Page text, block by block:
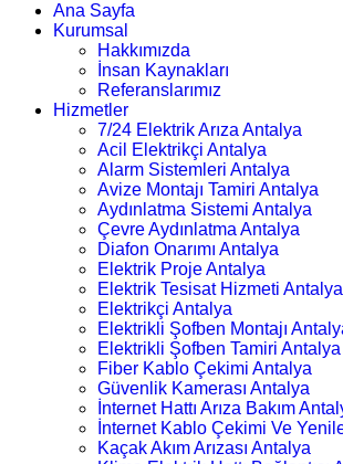
Ana Sayfa
Kurumsal
Hakkımızda
İnsan Kaynakları
Referanslarımız
Hizmetler
7/24 Elektrik Arıza Antalya
Acil Elektrikçi Antalya
Alarm Sistemleri Antalya
Avize Montajı Tamiri Antalya
Aydınlatma Sistemi Antalya
Çevre Aydınlatma Antalya
Diafon Onarımı Antalya
Elektrik Proje Antalya
Elektrik Tesisat Hizmeti Antalya
Elektrikçi Antalya
Elektrikli Şofben Montajı
Elektrikli Şofben Tamiri Antalya
Fiber Kablo Çekimi Antalya
Güvenlik Kamerası Antalya
İnternet Hattı Arıza Bakım
İnternet Kablo Çekimi Ve
Kaçak Akım Arızası Antalya